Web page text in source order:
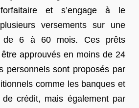
et s’engage à le
versements sur une
de 6 à 60 mois. Ces prêts
approuvés en moins de 24
personnels sont proposés par
comme les banques et
de crédit, mais également par